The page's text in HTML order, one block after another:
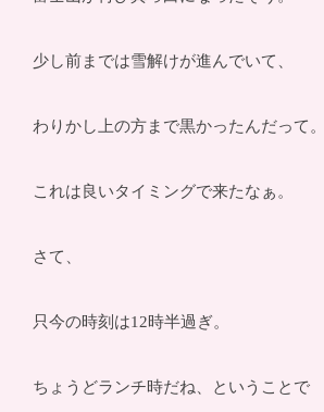
少し前までは雪解けが進んでいて、
わりかし上の方まで黒かったんだって。
これは良いタイミングで来たなぁ。
さて、
只今の時刻は12時半過ぎ。
ちょうどランチ時だね、ということで